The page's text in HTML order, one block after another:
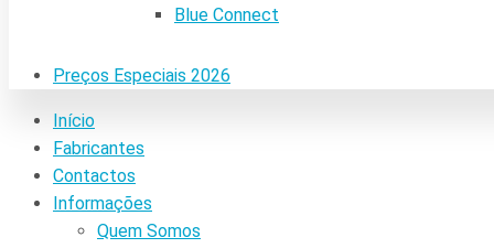
Blue Connect
Preços Especiais 2026
Início
Fabricantes
Contactos
Informações
Quem Somos